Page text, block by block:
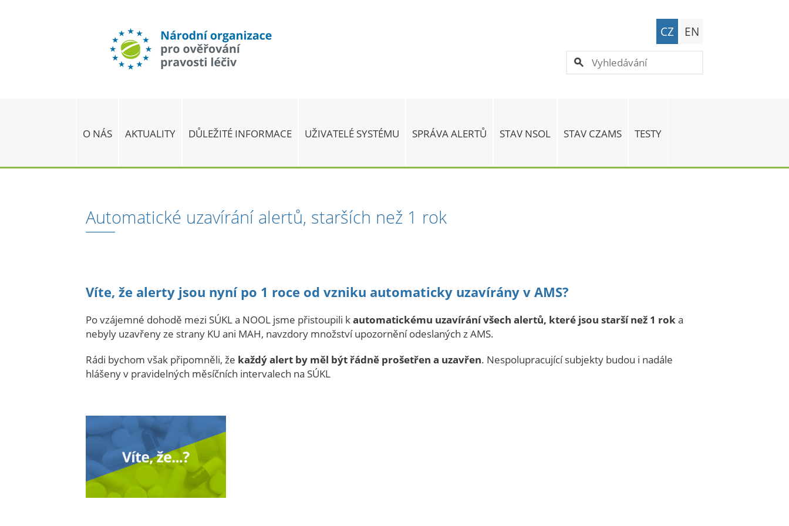
CZ EN
O NÁS AKTUALITY DŮLEŽITÉ INFORMACE UŽIVATELÉ SYSTÉMU SPRÁVA ALERTŮ STAV NSOL STAV CZAMS TESTY
Automatické uzavírání alertů, starších než 1 rok
Víte, že alerty jsou nyní po 1 roce od vzniku automaticky uzavírány v AMS?
Po vzájemné dohodě mezi SÚKL a NOOL jsme přistoupili kautomatickému uzavírání všech alertů, které jsou starší než 1 roka
nebyly uzavřeny ze strany KU ani MAH, navzdory množství upozornění odeslaných z AMS.
Rádi bychom však připomněli, že každý alert by měl být řádně prošetřen a uzavřen. Nespolupracující subjekty budou i nadále
hlášeny v pravidelných měsíčních intervalech na SÚKL